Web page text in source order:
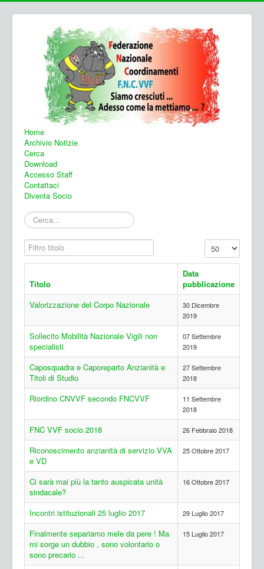
Home
Archivio Notizie
Cerca
Download
Accesso Staff
Contattaci
Diventa Socio
Cerca...
Filtro titolo Visualizza n.
Titolo
Data
pubblicazione
Valorizzazione del Corpo Nazionale
30 Dicembre
2019
Sollecito Mobilità Nazionale Vigili non
specialisti
07 Settembre
2019
Caposquadra e Caporeparto Anzianità e
Titoli di Studio
27 Settembre
2018
Riordino CNVVF secondo FNCVVF
11 Settembre
2018
FNC VVF socio 2018 26 Febbraio 2018
Riconoscimento anzianità di servizio VVA
e VD
25 Ottobre 2017
Ci sarà mai più la tanto auspicata unità
sindacale?
16 Ottobre 2017
Incontri istituzionali 25 luglio 2017 29 Luglio 2017
Finalmente separiamo mele da pere ! Ma
mi sorge un dubbio , sono volontario o
sono precario ...
15 Luglio 2017